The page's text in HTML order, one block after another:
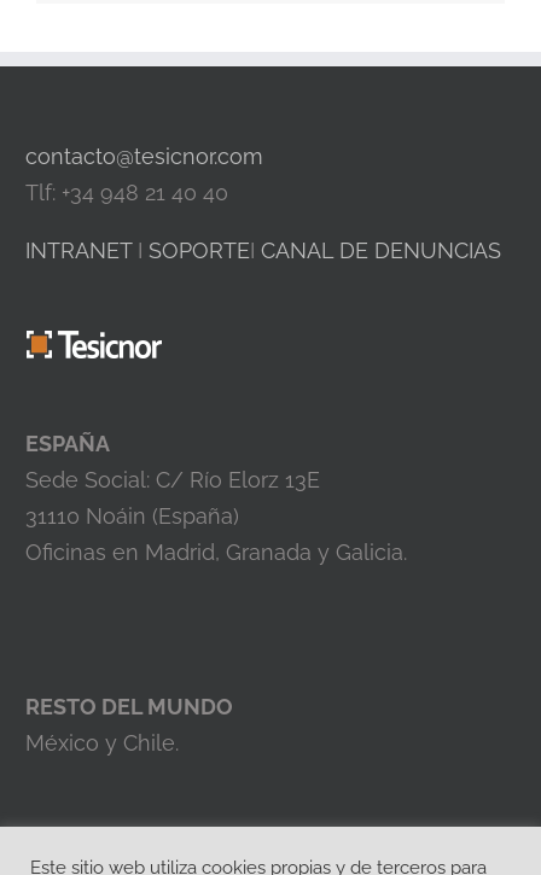
contacto@tesicnor.com
Tlf: +34 948 21 40 40
INTRANETI SOPORTEI CANAL DE DENUNCIAS
ESPAÑA
Sede Social: C/ Río Elorz 13E
31110 Noáin (España)
Oficinas en Madrid, Granada y Galicia.
RESTO DEL MUNDO
México y Chile.
Este sitio web utiliza cookies propias y de terceros para